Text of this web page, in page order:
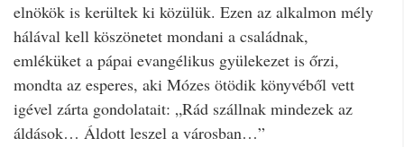
elnökök is kerültek ki közülük. Ezen az alkalmon mély
hálával kell köszönetet mondani a családnak,
emléküket a pápai evangélikus gyülekezet is őrzi,
mondta az esperes, aki Mózes ötödik könyvéből vett
igével zárta gondolatait: „Rád szállnak mindezek az
áldások… Áldott leszel a városban…”